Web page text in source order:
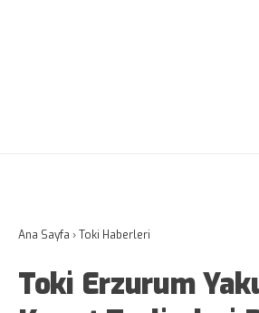
Ana Sayfa ›Toki Haberleri
Toki Erzurum